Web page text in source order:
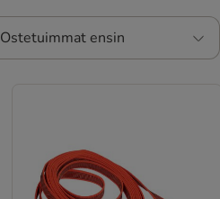
Ostetuimmat ensin